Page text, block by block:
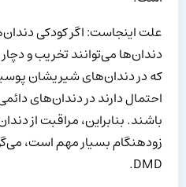
علت اینجاست: اگر کودکی
دندان‌ها می‌توانند تخریب و
که در دندان‌های شیریشان
احتمال دارند در دندان‌های
باشند. بنابراین، مراقبت از
زودهنگام بسیار مهم است،
DMD.